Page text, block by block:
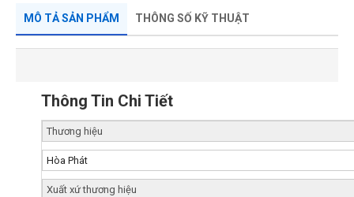
MÔ TẢ SẢN PHẨM THÔNG SỐ KỸ THUẬT
Thông Tin Chi Tiết
Thương hiệu
Hòa Phát
Xuất xứ thương hiệu